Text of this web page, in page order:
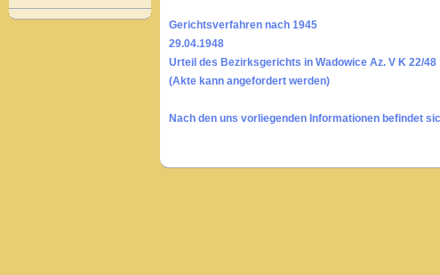
Gerichtsverfahren nach 1945
29.04.1948
Urteil des Bezirksgerichts in Wadowice Az. V K 22/48
(Akte kann angefordert werden)
Nach den uns vorliegenden Informationen befindet